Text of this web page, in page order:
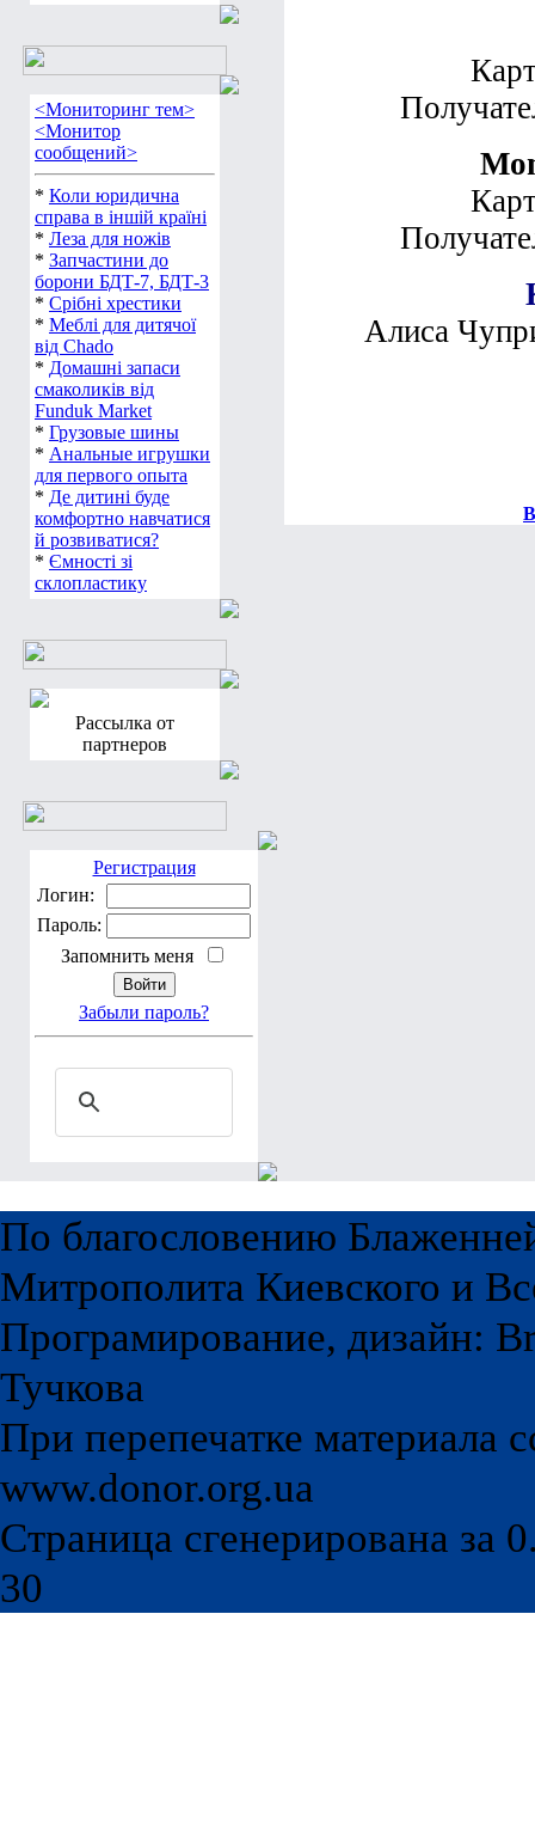
<Мониторинг тем>
<Монитор
сообщений>
* Коли юридична
справа в іншій країні
* Леза для ножів
* Запчастини до
борони БДТ-7, БДТ-3
* Срібні хрестики
* Меблі для дитячої
від Chado
* Домашні запаси
смаколиків від
Funduk Market
* Грузовые шины
* Анальные игрушки
для первого опыта
* Де дитині буде
комфортно навчатися
й розвиватися?
* Ємності зі
склопластику
Рассылка от
партнеров
Регистрация
Логин:
Пароль:
Запомнить меня
Забыли пароль?
Алиса
По благословению
Митрополита Киевского и
Програмирование, дизайн:
Тучкова
При перепечатке материала
www.donor.org.ua
Страница сгенерирована за
30